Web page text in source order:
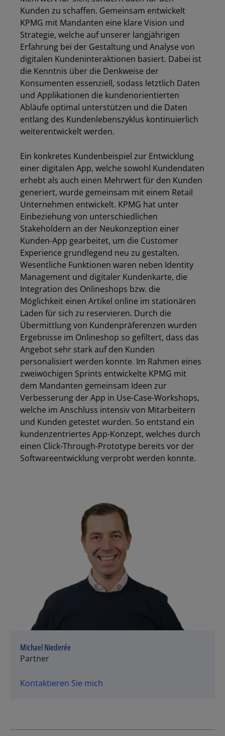
Kunden zu schaffen. Gemeinsam entwickelt
KPMG mit Mandanten eine klare Vision und
Strategie, welche auf unserer langjährigen
Erfahrung bei der Gestaltung und Analyse von
digitalen Kundeninteraktionen basiert. Dabei ist
die Kenntnis über die Denkweise der
Konsumenten essenziell, sodass letztlich Daten
und Applikationen die kundenorientierten
Abläufe optimal unterstützen und die Daten
entlang des Kundenlebenszyklus kontinuierlich
weiterentwickelt werden.
Ein konkretes Kundenbeispiel zur Entwicklung
einer digitalen App, welche sowohl Kundendaten
erhebt als auch einen Mehrwert für den Kunden
generiert, wurde gemeinsam mit einem Retail
Unternehmen entwickelt. KPMG hat unter
Einbeziehung von unterschiedlichen
Stakeholdern an der Neukonzeption einer
Kunden-App gearbeitet, um die Customer
Experience grundlegend neu zu gestalten.
Wesentliche Funktionen waren neben Identity
Management und digitaler Kundenkarte, die
Integration des Onlineshops bzw. die
Möglichkeit einen Artikel online im stationären
Laden für sich zu reservieren. Durch die
Übermittlung von Kundenpräferenzen wurden
Ergebnisse im Onlineshop so gefiltert, dass das
Angebot sehr stark auf den Kunden
personalisiert werden konnte. Im Rahmen eines
zweiwöchigen Sprints entwickelte KPMG mit
dem Mandanten gemeinsam Ideen zur
Verbesserung der App in Use-Case-Workshops,
welche im Anschluss intensiv von Mitarbeitern
und Kunden getestet wurden. So entstand ein
kundenzentriertes App-Konzept, welches durch
einen Click-Through-Prototype bereits vor der
Softwareentwicklung verprobt werden konnte.
Michael Niederée
Partner
Kontaktieren Sie mich
Los